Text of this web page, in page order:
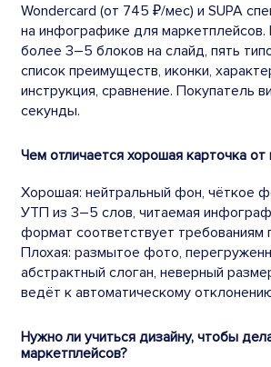
Wondercard (от 745 ₽/мес) и SUPA
на инфографике для маркетплейсов.
более 3–5 блоков на слайд, пять
список преимуществ, иконки,
инструкция, сравнение. Покупатель
секунды.
Чем отличается хорошая карточка от
Хорошая: нейтральный фон, чёткое
УТП из 3–5 слов, читаемая
формат соответствует
Плохая: размытое фото,
абстрактный слоган, неверный
ведёт к автоматическому
Нужно ли учиться дизайну, чтобы
маркетплейсов?